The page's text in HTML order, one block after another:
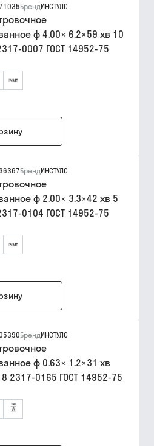
БрендИНСТУЛС
ф 4.00× 6.2×59 хв 10
0007 ГОСТ 14952-75
БрендИНСТУЛС
ф 2.00× 3.3×42 хв 5
0104 ГОСТ 14952-75
БрендИНСТУЛС
ф 0.63× 1.2×31 хв
2317-0165 ГОСТ 14952-75